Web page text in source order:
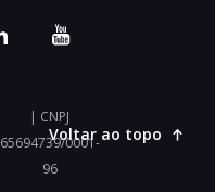
| CNPJ
65694739/0001-
96
Voltar ao topo